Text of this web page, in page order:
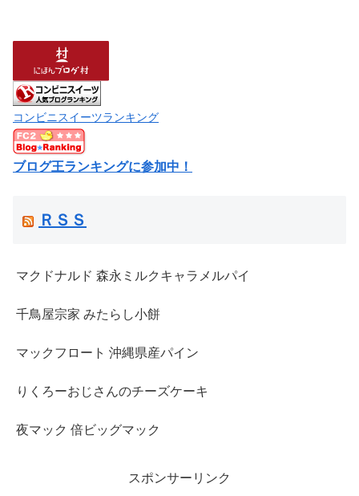
コンビニスイーツランキング
ブログ王ランキングに参加中！
ＲＳＳ
マクドナルド 森永ミルクキャラメルパイ
千鳥屋宗家 みたらし小餅
マックフロート 沖縄県産パイン
りくろーおじさんのチーズケーキ
夜マック 倍ビッグマック
スポンサーリンク